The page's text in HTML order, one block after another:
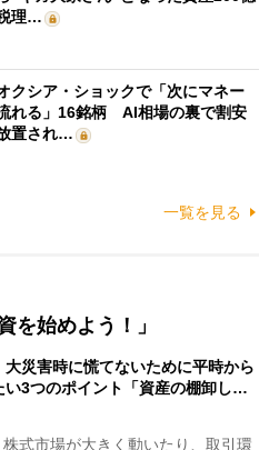
理…
クシア・ショックで「次にマネー
れる」16銘柄 AI相場の裏で割安
置され…
一覧を見る
を始めよう！」
大災害時に慌てないために平時から
い3つのポイント「資産の棚卸し…
式市場が大きく動いたり、取引環